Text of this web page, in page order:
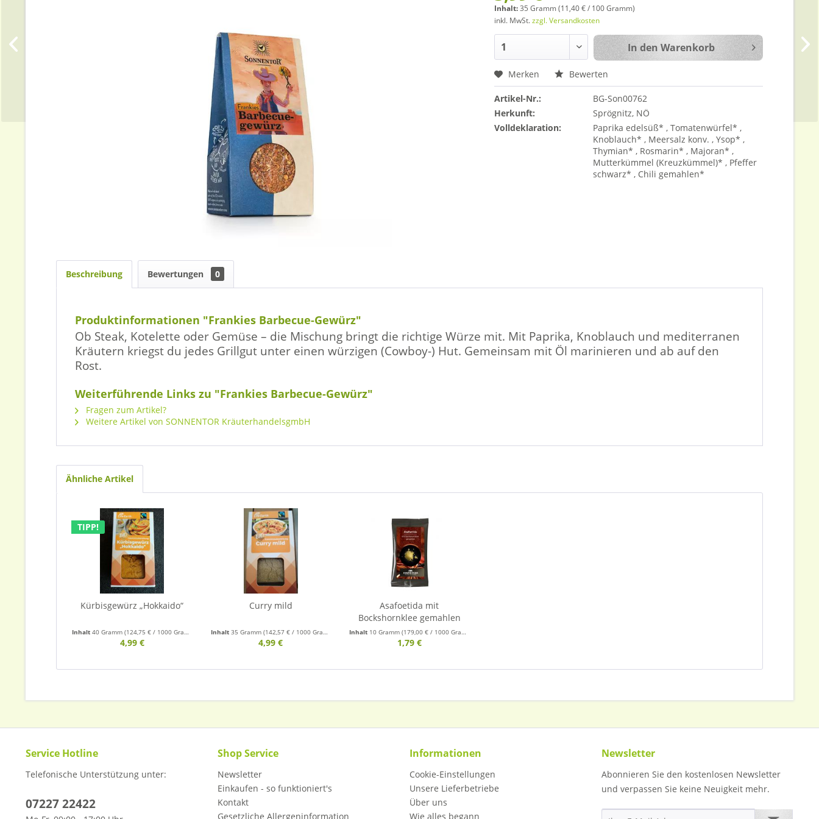
Inhalt:35 Gramm (11,40 € / 100 Gramm)
inkl. MwSt.zzgl. Versandkosten
In den Warenkorb
Merken Bewerten
Artikel-Nr.:
BG-Son00762
Herkunft:
Sprögnitz, NÖ
Volldeklaration:
Paprika edelsüß* , Tomatenwürfel* ,
Knoblauch* , Meersalz konv. , Ysop* ,
Thymian* , Rosmarin* , Majoran* ,
Mutterkümmel (Kreuzkümmel)* , Pfeffer
schwarz* , Chili gemahlen*
Beschreibung Bewertungen 0
Produktinformationen "Frankies Barbecue-Gewürz"
Ob Steak, Kotelette oder Gemüse – die Mischung bringt die richtige Würze mit. Mit Paprika, Knoblauch und mediterranen
Kräutern kriegst du jedes Grillgut unter einen würzigen (Cowboy-) Hut. Gemeinsam mit Öl marinieren und ab auf den
Rost.
Weiterführende Links zu "Frankies Barbecue-Gewürz"
Fragen zum Artikel?
Weitere Artikel von SONNENTOR KräuterhandelsgmbH
Ähnliche Artikel
TIPP!
Kürbisgewürz „Hokkaido“
Inhalt 40 Gramm (124,75 € / 1000 Gramm)
4,99 €
Curry mild
Inhalt 35 Gramm (142,57 € / 1000 Gramm)
4,99 €
Asafoetida mit
Bockshornklee gemahlen
Inhalt 10 Gramm(179,00 € / 1000 Gramm)
1,79 €
Service Hotline
Telefonische Unterstützung unter:
07227 22422
Shop Service
Newsletter
Einkaufen - so funktioniert's
Kontakt
Gesetzliche Allergeninformation
Informationen
Cookie-Einstellungen
Unsere Lieferbetriebe
Über uns
Wie alles begann
Newsletter
Abonnieren Sie den kostenlosen Newsletter
und verpassen Sie keine Neuigkeit mehr.